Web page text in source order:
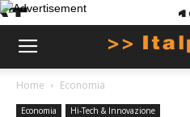
Home Economia
Economia Hi-Tech & Innovazione